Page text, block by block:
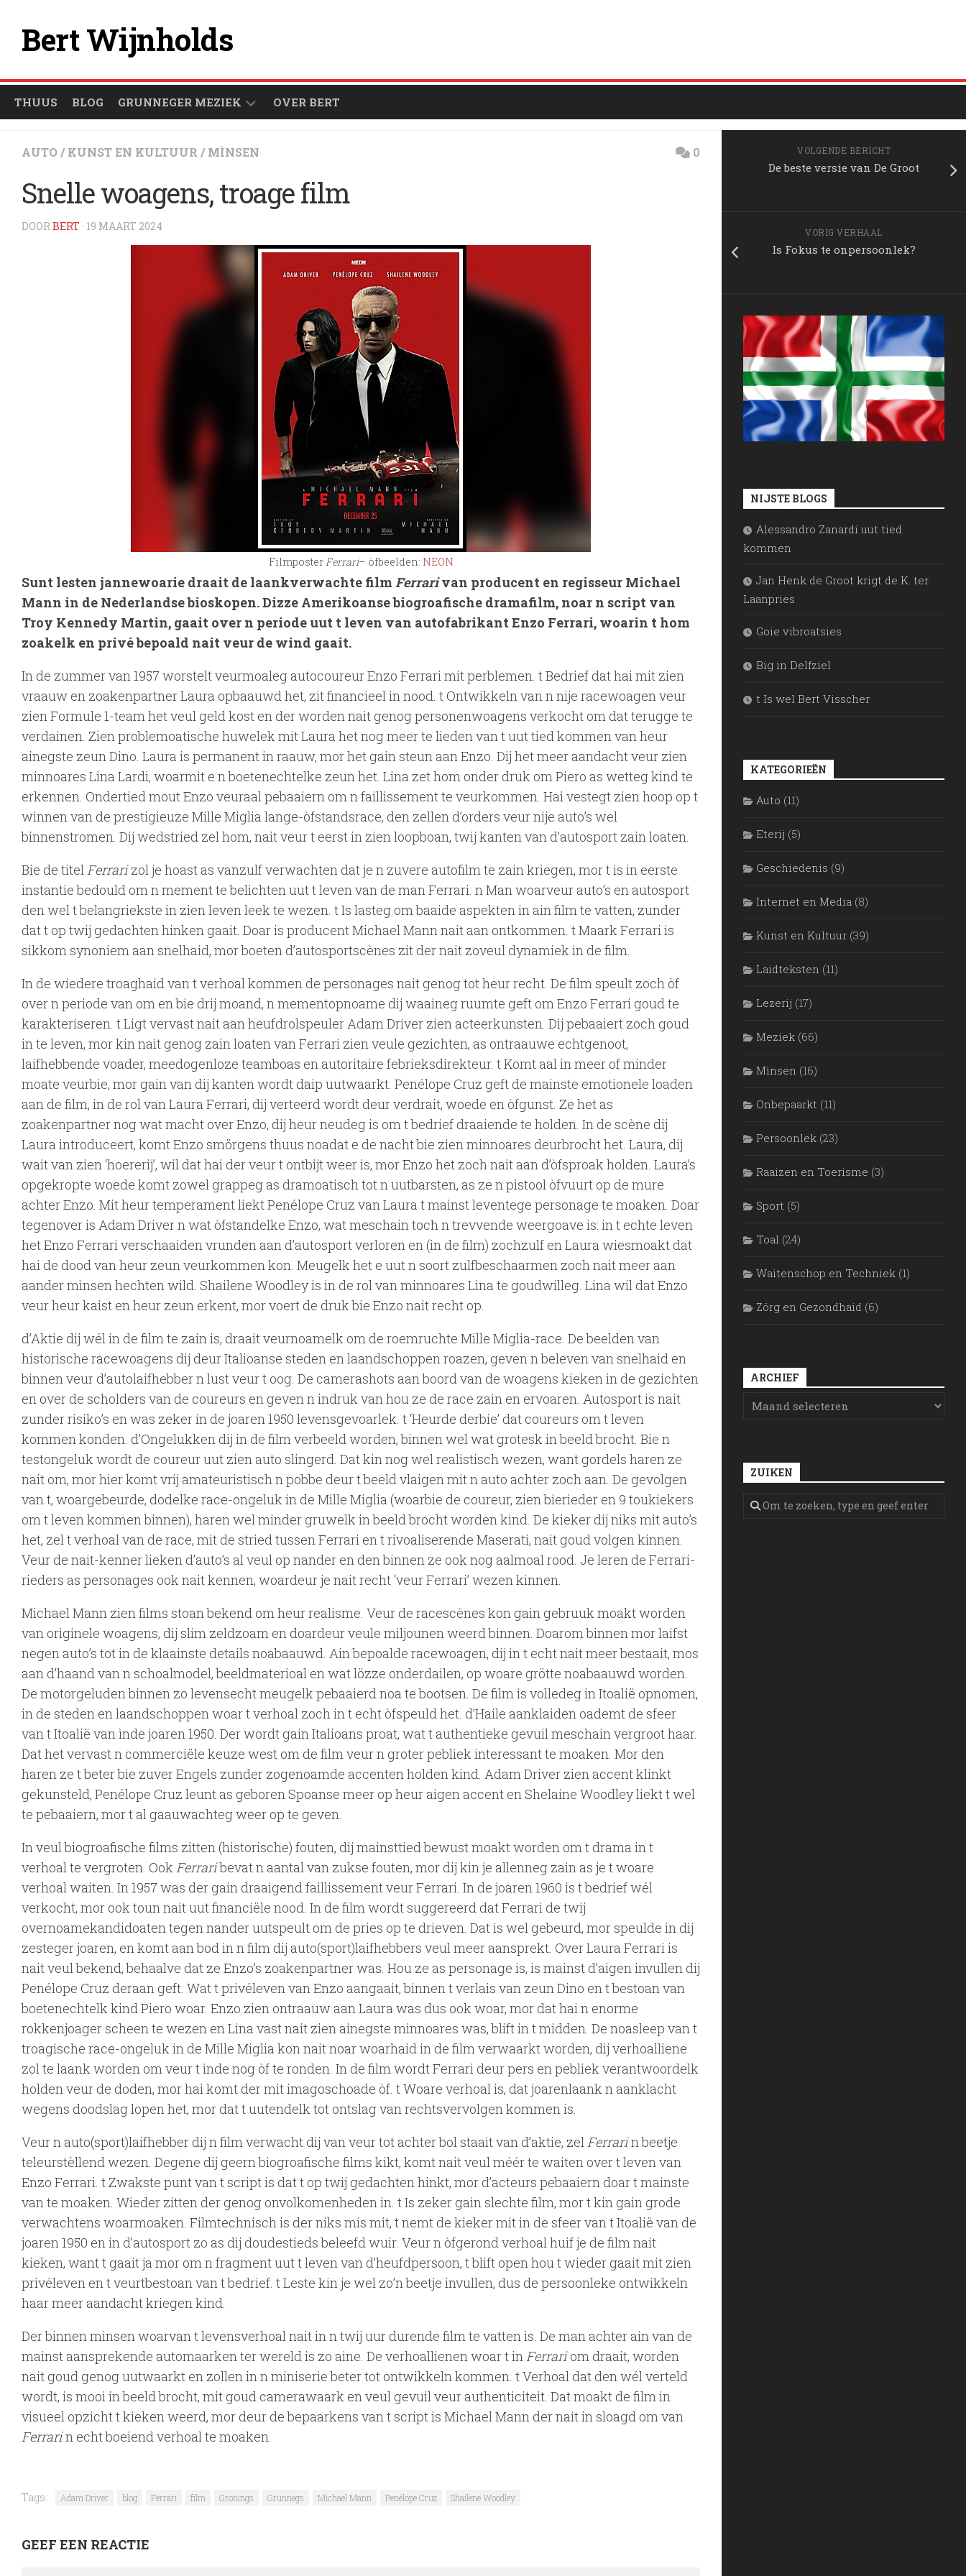
Bert Wijnholds
THUUS BLOG GRUNNEGER MEZIEK
1000
OVER BERT
AUTO / KUNST EN KULTUUR / MÌNSEN 0
Snelle woagens, troage film
DOORBERT · 19 MAART 2024
FilmposterFerrari– òfbeelden: NEON
Sunt lesten jannewoarie draait de laankverwachte filmFerrarivan producent en regisseur Michael
Mann in de Nederlandse bioskopen. Dizze Amerikoanse biogroafische dramafilm, noar n script van
Troy Kennedy Martin, gaait over n periode uut t leven van autofabrikant Enzo Ferrari, woarin t hom
zoakelk en privé bepoald nait veur de wind gaait.
In de zummer van 1957 worstelt veurmoaleg autocoureur Enzo Ferrari mit perblemen. t Bedrief dat hai mit zien
vraauw en zoakenpartner Laura opbaauwd het, zit financieel in nood. t Ontwikkeln van n nije racewoagen veur
zien Formule 1-team het veul geld kost en der worden nait genog personenwoagens verkocht om dat terugge te
verdainen. Zien problemoatische huwelek mit Laura het nog meer te lieden van t uut tied kommen van heur
ainegste zeun Dino. Laura is permanent in raauw, mor het gain steun aan Enzo. Dij het meer aandacht veur zien
minnoares Lina Lardi, woarmit e n boetenechtelke zeun het. Lina zet hom onder druk om Piero as wetteg kind te
erkennen. Ondertied mout Enzo veuraal pebaaiern om n faillissement te veurkommen. Hai vestegt zien hoop op t
winnen van de prestigieuze Mille Miglia lange-òfstandsrace, den zellen d’orders veur nije auto’s wel
binnenstromen. Dij wedstried zel hom, nait veur t eerst in zien loopboan, twij kanten van d’autosport zain loaten.
Bie de titelFerrarizol je hoast as vanzulf verwachten dat je n zuvere autofilm te zain kriegen, mor t is in eerste
instantie bedould om n mement te belichten uut t leven van de man Ferrari. n Man woarveur auto’s en autosport
den wel t belangriekste in zien leven leek te wezen. t Is lasteg om baaide aspekten in ain film te vatten, zunder
dat t op twij gedachten hinken gaait. Doar is producent Michael Mann nait aan ontkommen. t Maark Ferrari is
sikkom synoniem aan snelhaid, mor boeten d’autosportscènes zit der nait zoveul dynamiek in de film.
In de wiedere troaghaid van t verhoal kommen de personages nait genog tot heur recht. De film speult zoch òf
over n periode van om en bie drij moand, n mementopnoame dij waaineg ruumte geft om Enzo Ferrari goud te
karakteriseren. t Ligt vervast nait aan heufdrolspeuler Adam Driver zien acteerkunsten. Dij pebaaiert zoch goud
in te leven, mor kin nait genog zain loaten van Ferrari zien veule gezichten, as ontraauwe echtgenoot,
laifhebbende voader, meedogenloze teamboas en autoritaire febrieksdirekteur. t Komt aal in meer of minder
moate veurbie, mor gain van dij kanten wordt daip uutwaarkt. Penélope Cruz geft de mainste emotionele loaden
aan de film, in de rol van Laura Ferrari, dij verteerd wordt deur verdrait, woede en òfgunst. Ze het as
zoakenpartner nog wat macht over Enzo, dij heur neudeg is om t bedrief draaiende te holden. In de scène dij
Laura introduceert, komt Enzo smörgens thuus noadat e de nacht bie zien minnoares deurbrocht het. Laura, dij
wait van zien ‘hoererij’, wil dat hai der veur t ontbijt weer is, mor Enzo het zoch nait aan d’òfsproak holden. Laura’s
opgekropte woede komt zowel grappeg as dramoatisch tot n uutbarsten, as ze n pistool òfvuurt op de mure
achter Enzo. Mit heur temperament liekt Penélope Cruz van Laura t mainst leventege personage te moaken. Doar
tegenover is Adam Driver n wat òfstandelke Enzo, wat meschain toch n trevvende weergoave is: in t echte leven
het Enzo Ferrari verschaaiden vrunden aan d’autosport verloren en (in de film) zochzulf en Laura wiesmoakt dat
hai de dood van heur zeun veurkommen kon. Meugelk het e uut n soort zulfbeschaarmen zoch nait meer aan
aander mìnsen hechten wild. Shailene Woodley is in de rol van minnoares Lina te goudwilleg. Lina wil dat Enzo
veur heur kaist en heur zeun erkent, mor voert de druk bie Enzo nait recht op.
d’Aktie dij wél in de film te zain is, draait veurnoamelk om de roemruchte Mille Miglia-race. De beelden van
historische racewoagens dij deur Italioanse steden en laandschoppen roazen, geven n beleven van snelhaid en
binnen veur d’autolaifhebber n lust veur t oog. De camerashots aan boord van de woagens kieken in de gezichten
en over de scholders van de coureurs en geven n indruk van hou ze de race zain en ervoaren. Autosport is nait
zunder risiko’s en was zeker in de joaren 1950 levensgevoarlek. t ‘Heurde derbie’ dat coureurs om t leven
kommen konden. d’Ongelukken dij in de film verbeeld worden, binnen wel wat grotesk in beeld brocht. Bie n
testongeluk wordt de coureur uut zien auto slingerd. Dat kin nog wel realistisch wezen, want gordels haren ze
nait om, mor hier komt vrij amateuristisch n pobbe deur t beeld vlaigen mit n auto achter zoch aan. De gevolgen
van t, woargebeurde, dodelke race-ongeluk in de Mille Miglia (woarbie de coureur, zien bierieder en 9 toukiekers
om t leven kommen binnen), haren wel minder gruwelk in beeld brocht worden kind. De kieker dij niks mit auto’s
het, zel t verhoal van de race, mit de stried tussen Ferrari en t rivoaliserende Maserati, nait goud volgen kinnen.
Veur de nait-kenner lieken d’auto’s al veul op nander en den binnen ze ook nog aalmoal rood. Je leren de Ferrari-
rieders as personages ook nait kennen, woardeur je nait recht ‘veur Ferrari’ wezen kinnen.
Michael Mann zien films stoan bekend om heur realisme. Veur de racescènes kon gain gebruuk moakt worden
van originele woagens, dij slim zeldzoam en doardeur veule miljounen weerd binnen. Doarom binnen mor laifst
negen auto’s tot in de klaainste details noabaauwd. Ain bepoalde racewoagen, dij in t echt nait meer bestaait, mos
aan d’haand van n schoalmodel, beeldmaterioal en wat lözze onderdailen, op woare grötte noabaauwd worden.
De motorgeluden binnen zo levensecht meugelk pebaaierd noa te bootsen. De film is volledeg in Itoalië opnomen,
in de steden en laandschoppen woar t verhoal zoch in t echt òfspeuld het. d’Haile aanklaiden oademt de sfeer
van t Itoalië van ìnde joaren 1950. Der wordt gain Italioans proat, wat t authentieke gevuil meschain vergroot haar.
Dat het vervast n commerciële keuze west om de film veur n groter pebliek interessant te moaken. Mor den
haren ze t beter bie zuver Engels zunder zogenoamde accenten holden kind. Adam Driver zien accent klinkt
gekunsteld, Penélope Cruz leunt as geboren Spoanse meer op heur aigen accent en Shelaine Woodley liekt t wel
te pebaaiern, mor t al gaauwachteg weer op te geven.
In veul biogroafische films zitten (historische) fouten, dij mainsttied bewust moakt worden om t drama in t
verhoal te vergroten. Ook Ferraribevat n aantal van zukse fouten, mor dij kin je allenneg zain as je t woare
verhoal waiten. In 1957 was der gain draaigend faillissement veur Ferrari. In de joaren 1960 is t bedrief wél
verkocht, mor ook toun nait uut financiële nood. In de film wordt suggereerd dat Ferrari de twij
overnoamekandidoaten tegen nander uutspeult om de pries op te drieven. Dat is wel gebeurd, mor speulde in dij
zesteger joaren, en komt aan bod in n film dij auto(sport)laifhebbers veul meer aansprekt. Over Laura Ferrari is
nait veul bekend, behaalve dat ze Enzo’s zoakenpartner was. Hou ze as personage is, is mainst d’aigen invullen dij
Penélope Cruz deraan geft. Wat t privéleven van Enzo aangaait, binnen t verlais van zeun Dino en t bestoan van
boetenechtelk kind Piero woar. Enzo zien ontraauw aan Laura was dus ook woar, mor dat hai n enorme
rokkenjoager scheen te wezen en Lina vast nait zien ainegste minnoares was, blift in t midden. De noasleep van t
troagische race-ongeluk in de Mille Miglia kon nait noar woarhaid in de film verwaarkt worden, dij verhoalliene
zol te laank worden om veur t ìnde nog òf te ronden. In de film wordt Ferrari deur pers en pebliek verantwoordelk
holden veur de doden, mor hai komt der mit imagoschoade òf. t Woare verhoal is, dat joarenlaank n aanklacht
wegens doodslag lopen het, mor dat t uutendelk tot ontslag van rechtsvervolgen kommen is.
Veur n auto(sport)laifhebber dij n film verwacht dij van veur tot achter bol staait van d’aktie, zelFerrarin beetje
teleurstèllend wezen. Degene dij geern biogroafische films kikt, komt nait veul méér te waiten over t leven van
Enzo Ferrari. t Zwakste punt van t script is dat t op twij gedachten hinkt, mor d’acteurs pebaaiern doar t mainste
van te moaken. Wieder zitten der genog onvolkomenheden in. t Is zeker gain slechte film, mor t kin gain grode
verwachtens woarmoaken. Filmtechnisch is der niks mis mit, t nemt de kieker mit in de sfeer van t Itoalië van de
joaren 1950 en in d’autosport zo as dij doudestieds beleefd wuir. Veur n òfgerond verhoal huif je de film nait
kieken, want t gaait ja mor om n fragment uut t leven van d’heufdpersoon, t blift open hou t wieder gaait mit zien
privéleven en t veurtbestoan van t bedrief. t Leste kin je wel zo’n beetje invullen, dus de persoonleke ontwikkeln
haar meer aandacht kriegen kind.
Der binnen mìnsen woarvan t levensverhoal nait in n twij uur durende film te vatten is. De man achter ain van de
mainst aansprekende automaarken ter wereld is zo aine. De verhoallienen woar t inFerrariom draait, worden
nait goud genog uutwaarkt en zollen in n miniserie beter tot ontwikkeln kommen. t Verhoal dat den wél verteld
wordt, is mooi in beeld brocht, mit goud camerawaark en veul gevuil veur authenticiteit. Dat moakt de film in
visueel opzicht t kieken weerd, mor deur de bepaarkens van t script is Michael Mann der nait in sloagd om van
Ferrarin echt boeiend verhoal te moaken.
Tags: Adam Driver blog Ferrari film Gronings Grunnegs Michael Mann Penélope Cruz Shailene Woodley
GEEF EEN REACTIE
VOLGENDE BERICHT
De beste versie van De Groot
VORIG VERHAAL
Is Fokus te onpersoonlek?
NIJSTE BLOGS
Alessandro Zanardi uut tied
kommen
Jan Henk de Groot krigt de K. ter
Laanpries
Goie vibroatsies
Big in Delfziel
t Is wel Bert Visscher
KATEGORIEËN
Auto (11)
Eterij (5)
Geschiedenis (9)
Internet en Media (8)
Kunst en Kultuur (39)
Laidteksten (11)
Lezerij (17)
Meziek (66)
Mìnsen (16)
Onbepaarkt (11)
Persoonlek (23)
Raaizen en Toerisme (3)
Sport (5)
Toal (24)
Waitenschop en Techniek (1)
Zörg en Gezondhaid (6)
ARCHIEF
ZUIKEN